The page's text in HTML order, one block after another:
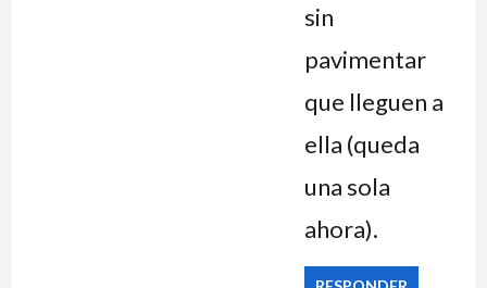
sin
pavimentar
que lleguen a
ella (queda
una sola
ahora).